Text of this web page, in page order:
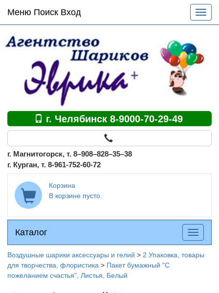
Основное
меню
по
Меню Поиск Вход
меню
г. Челябинск 8-9000-70-29-49
г. Магнитогорск, т. 8–908–828–35–38
г. Курган, т. 8-961-752-60-72
Корзина
В корзине пусто.
Каталог
Каталог
меню
Воздушные шарики аксессуары и гелий > 2 Упаковка, товары
для творчества, флористика > Пакет бумажный "С
пожеланием счастья", Листья, Белый